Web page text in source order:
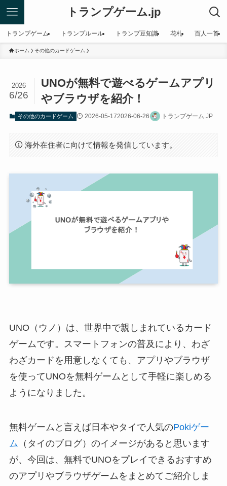
トランプゲーム.jp
トランプゲーム トランプルール トランプ豆知識 花札 百人一首
ホーム その他のカードゲーム
UNOが無料で遊べるゲームアプリ
やブラウザを紹介！
2026
6/26
その他のカードゲーム 2026-05-172026-06-26 トランプゲーム.JP
海外在住者に向けて情報を発信しています。
UNO（ウノ）は、世界中で親しまれているカード
ゲームです。スマートフォンの普及により、わざ
わざカードを用意しなくても、アプリやブラウザ
を使ってUNOを無料ゲームとして手軽に楽しめる
ようになりました。
無料ゲームと言えば日本やタイで人気のPokiゲー
ム （タイのブログ）のイメージがあると思います
が、今回は、無料でUNOをプレイできるおすすめ
のアプリやブラウザゲームをまとめてご紹介しま